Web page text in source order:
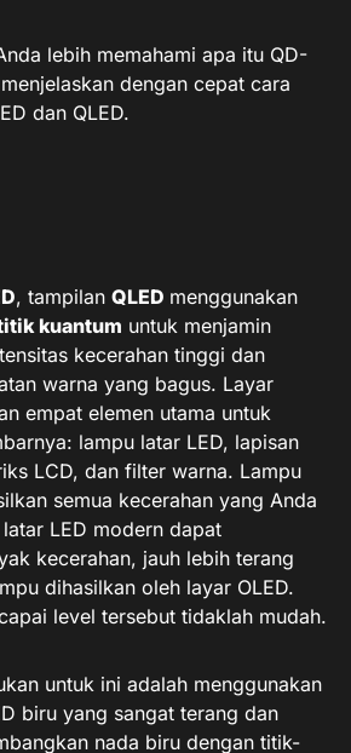
lebih memahami apa itu QD-
dengan cepat cara
dan QLED.
, tampilan QLED menggunakan
kuantum untuk menjamin
kecerahan tinggi dan
warna yang bagus. Layar
empat elemen utama untuk
lampu latar LED, lapisan
LCD, dan filter warna. Lampu
semua kecerahan yang Anda
LED modern dapat
kecerahan, jauh lebih terang
dihasilkan oleh layar OLED.
level tersebut tidaklah mudah.
untuk ini adalah menggunakan
biru yang sangat terang dan
nada biru dengan titik-